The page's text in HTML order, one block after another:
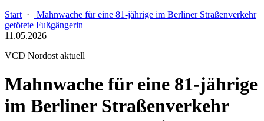
Start ·
Mahnwache für eine 81-jährige im Berliner Straßenverkehr
getötete Fußgängerin
11.05.2026
VCD Nordost aktuell
Mahnwache für eine 81-jährige
im Berliner Straßenverkehr